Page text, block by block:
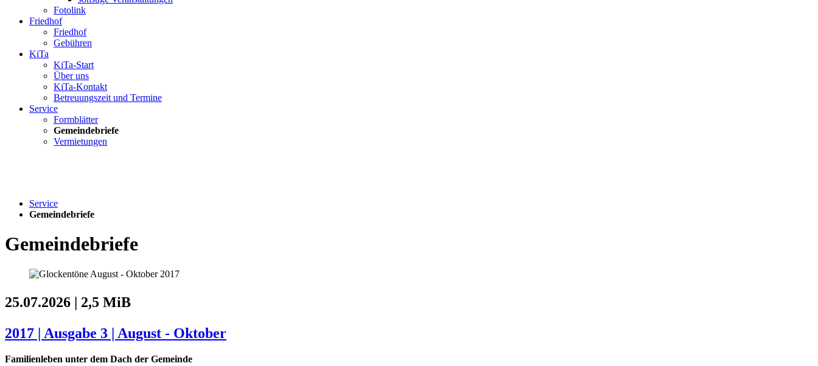
Fotolink
Friedhof
Friedhof
Gebühren
KiTa
KiTa-Start
Über uns
KiTa-Kontakt
Betreuungszeit und Termine
Service
Formblätter
Gemeindebriefe
Vermietungen
Service
Gemeindebriefe
Gemeindebriefe
25.07.2026 | 2,5 MiB
2017 | Ausgabe 3 | August - Oktober
Familienleben unter dem Dach der Gemeinde